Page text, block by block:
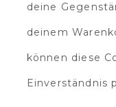
deine
deinem
können diese
Einverständnis